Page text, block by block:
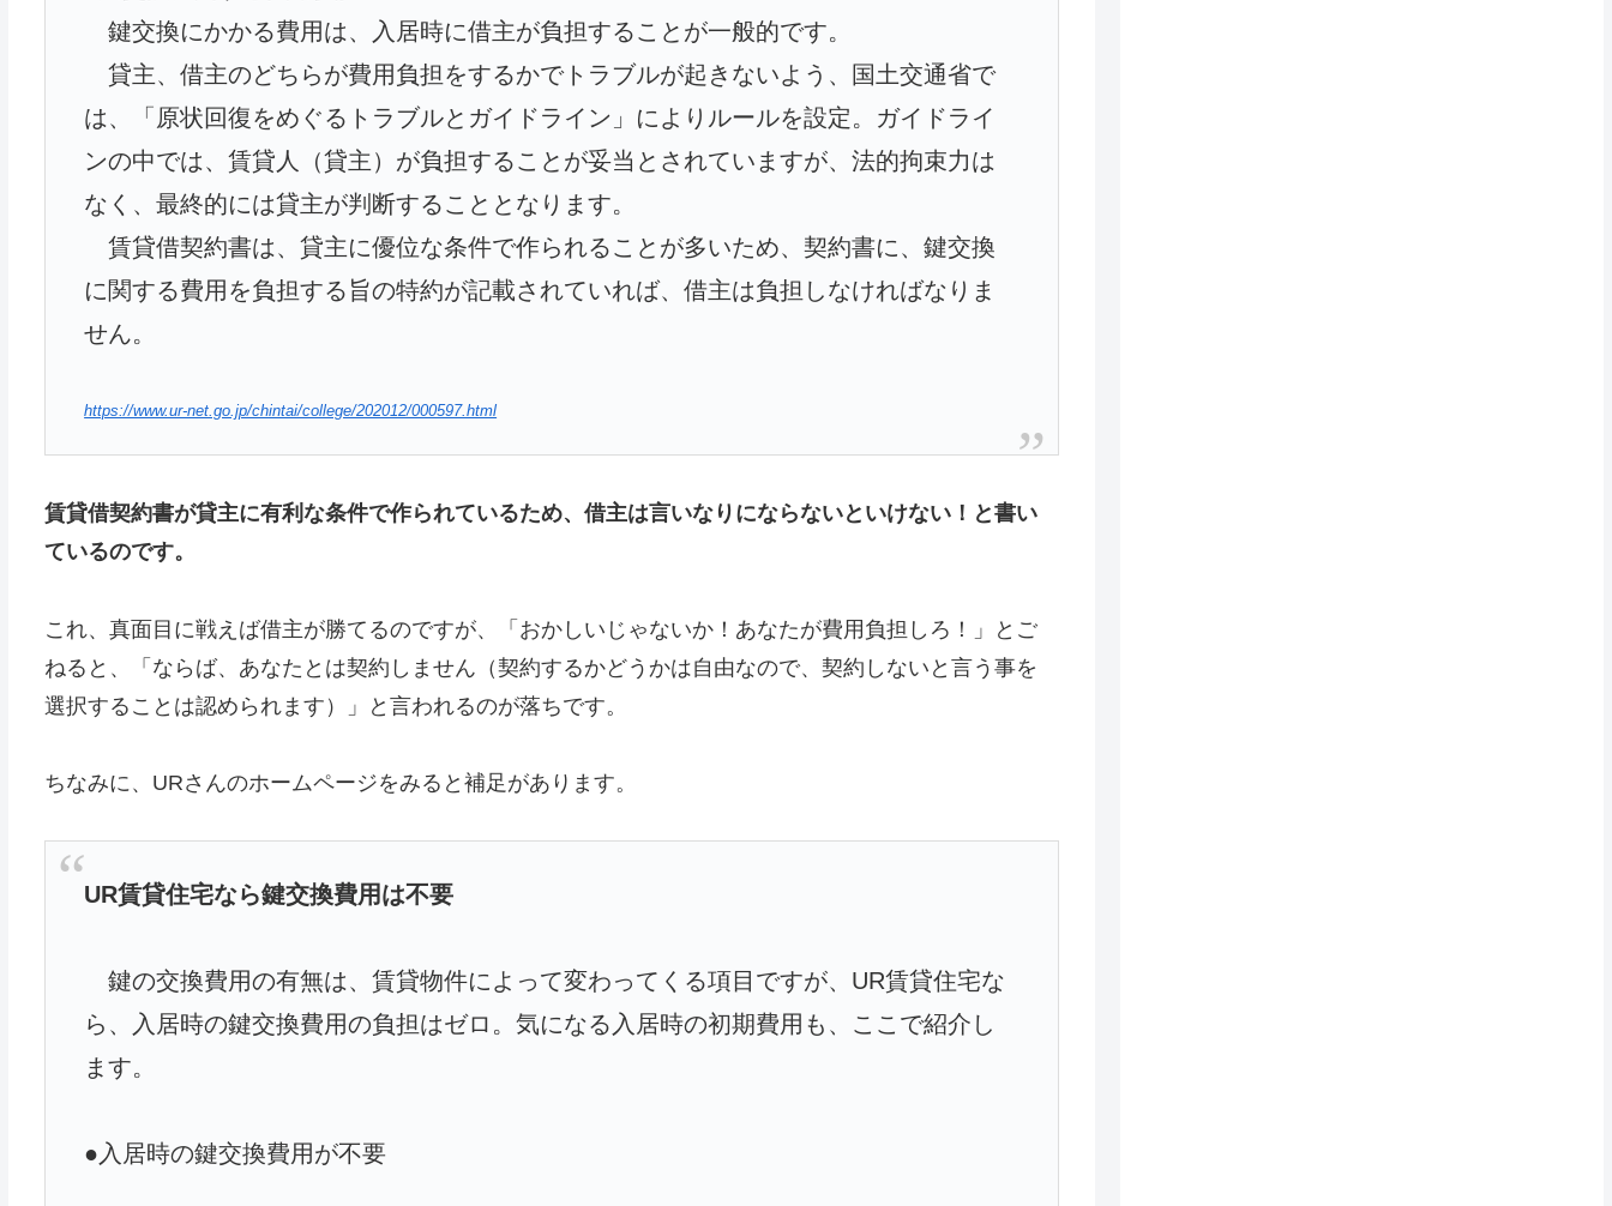
鍵交換にかかる費用は、入居時に借主が負担することが一般的です。
貸主、借主のどちらが費用負担をするかでトラブルが起きないよう、国土交通省で
は、「原状回復をめぐるトラブルとガイドライン」によりルールを設定。ガイドライ
ンの中では、賃貸人（貸主）が負担することが妥当とされていますが、法的拘束力は
なく、最終的には貸主が判断することとなります。
賃貸借契約書は、貸主に優位な条件で作られることが多いため、契約書に、鍵交換
に関する費用を負担する旨の特約が記載されていれば、借主は負担しなければなりま
せん。
https://www.ur-net.go.jp/chintai/college/202012/000597.html
賃貸借契約書が貸主に有利な条件で作られているため、借主は言いなりにならないといけない！と書い
ているのです。
これ、真面目に戦えば借主が勝てるのですが、「おかしいじゃないか！あなたが費用負担しろ！」とご
ねると、「ならば、あなたとは契約しません（契約するかどうかは自由なので、契約しないと言う事を
選択することは認められます）」と言われるのが落ちです。
ちなみに、URさんのホームページをみると補足があります。
UR賃貸住宅なら鍵交換費用は不要
鍵の交換費用の有無は、賃貸物件によって変わってくる項目ですが、UR賃貸住宅な
ら、入居時の鍵交換費用の負担はゼロ。気になる入居時の初期費用も、ここで紹介し
ます。
●入居時の鍵交換費用が不要